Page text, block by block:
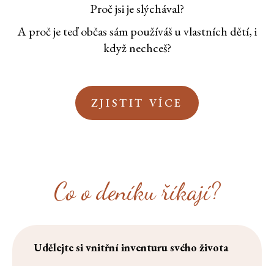
Proč jsi je slýchával?
A proč je teď občas sám používáš u vlastních dětí, i
když nechceš?
ZJISTIT VÍCE
Co o deníku říkají?
Udělejte si vnitřní inventuru svého života